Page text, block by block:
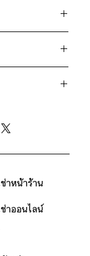
ะโพก 42" /
ขน 20" / ยาว
ะโพก 44" /
S, M สีดำมีไซส์
ราคา
าหน้าร้าน
าออนไลน์